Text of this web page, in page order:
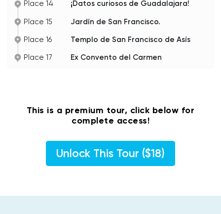
Place 14
¡Datos curiosos de Guadalajara!
Place 15 Jardín de San Francisco.
Place 16 Templo de San Francisco de Asís
Place 17 Ex Convento del Carmen
This is a premium tour, click below for
complete access!
Unlock This Tour ($18)